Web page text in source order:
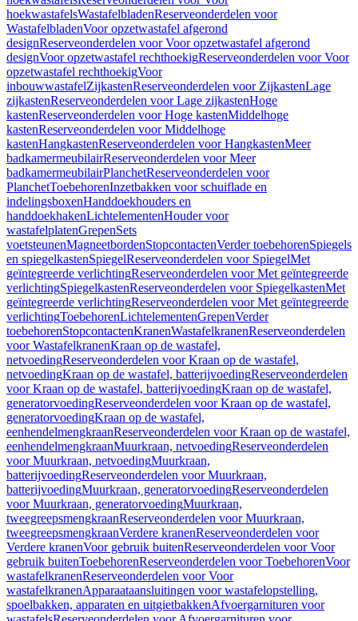
hoekwastafelsWastafelbladenReserveonderdelen voor
WastafelbladenVoor opzetwastafel afgerond
designReserveonderdelen voor Voor opzetwastafel afgerond
designVoor opzetwastafel rechthoekigReserveonderdelen voor Voor
opzetwastafel rechthoekigVoor
inbouwwastafelZijkastenReserveonderdelen voor ZijkastenLage
zijkastenReserveonderdelen voor Lage zijkastenHoge
kastenReserveonderdelen voor Hoge kastenMiddelhoge
kastenReserveonderdelen voor Middelhoge
kastenHangkastenReserveonderdelen voor HangkastenMeer
badkamermeubilairReserveonderdelen voor Meer
badkamermeubilairPlanchetReserveonderdelen voor
PlanchetToebehorenInzetbakken voor schuiflade en
indelingsboxenHanddoekhouders en
handdoekhakenLichtelementenHouder voor
wastafelplatenGrepenSets
voetsteunenMagneetbordenStopcontactenVerder toebehorenSpiegels
en spiegelkastenSpiegelReserveonderdelen voor SpiegelMet
geïntegreerde verlichtingReserveonderdelen voor Met geïntegreerde
verlichtingSpiegelkastenReserveonderdelen voor SpiegelkastenMet
geïntegreerde verlichtingReserveonderdelen voor Met geïntegreerde
verlichtingToebehorenLichtelementenGrepenVerder
toebehorenStopcontactenKranenWastafelkranenReserveonderdelen
voor WastafelkranenKraan op de wastafel,
netvoedingReserveonderdelen voor Kraan op de wastafel,
netvoedingKraan op de wastafel, batterijvoedingReserveonderdelen
voor Kraan op de wastafel, batterijvoedingKraan op de wastafel,
generatorvoedingReserveonderdelen voor Kraan op de wastafel,
generatorvoedingKraan op de wastafel,
eenhendelmengkraanReserveonderdelen voor Kraan op de wastafel,
eenhendelmengkraanMuurkraan, netvoedingReserveonderdelen
voor Muurkraan, netvoedingMuurkraan,
batterijvoedingReserveonderdelen voor Muurkraan,
batterijvoedingMuurkraan, generatorvoedingReserveonderdelen
voor Muurkraan, generatorvoedingMuurkraan,
tweegreepsmengkraanReserveonderdelen voor Muurkraan,
tweegreepsmengkraanVerdere kranenReserveonderdelen voor
Verdere kranenVoor gebruik buitenReserveonderdelen voor Voor
gebruik buitenToebehorenReserveonderdelen voor ToebehorenVoor
wastafelkranenReserveonderdelen voor Voor
wastafelkranenApparaataansluitingen voor wastafelopstelling,
spoelbakken, apparaten en uitgietbakkenAfvoergarnituren voor